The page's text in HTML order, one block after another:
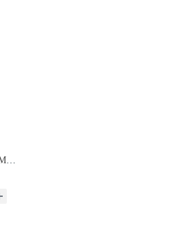
Камера УФ отверждения Magnum Dental Flash